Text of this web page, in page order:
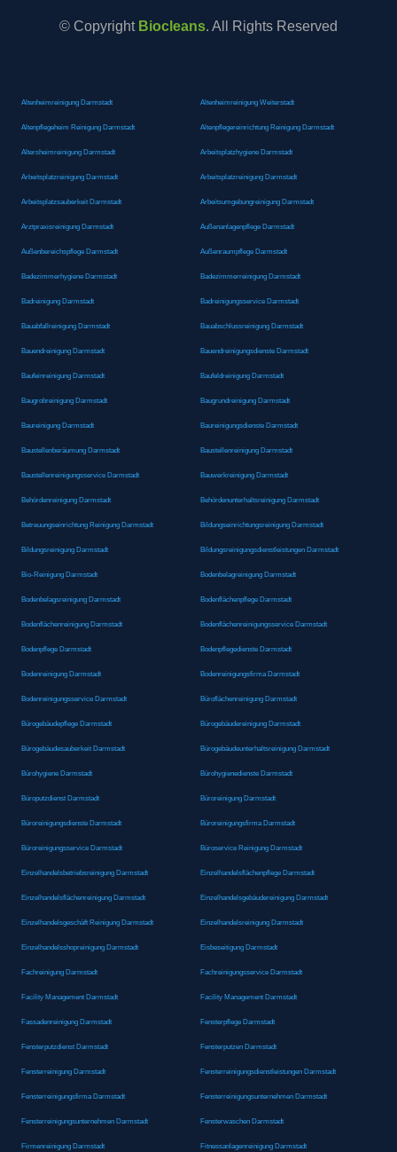
© Copyright Biocleans. All Rights Reserved
Altenheimreinigung Darmstadt Altenheimreinigung Weiterstadt
Altenpflegeheim Reinigung Darmstadt Altenpflegereinrichtung Reinigung Darmstadt
Altersheimreinigung Darmstadt Arbeitsplatzhygiene Darmstadt
Arbeitsplatzreinigung Darmstadt Arbeitsplatzreinigung Darmstadt
Arbeitsplatzsauberkeit Darmstadt Arbeitsumgebungreinigung Darmstadt
Arztpraxisreinigung Darmstadt Außenanlagenpflege Darmstadt
Außenbereichspflege Darmstadt Außenraumpflege Darmstadt
Badezimmerhygiene Darmstadt Badezimmerreinigung Darmstadt
Badreinigung Darmstadt Badreinigungsservice Darmstadt
Bauabfallreinigung Darmstadt Bauabschlussreinigung Darmstadt
Bauendreinigung Darmstadt Bauendreinigungsdienste Darmstadt
Baufeinreinigung Darmstadt Baufeldreinigung Darmstadt
Baugrobreinigung Darmstadt Baugrundreinigung Darmstadt
Baureinigung Darmstadt Baureinigungsdienste Darmstadt
Baustellenberäumung Darmstadt Baustellenreinigung Darmstadt
Baustellenreinigungsservice Darmstadt Bauwerkreinigung Darmstadt
Behördenreinigung Darmstadt Behördenunterhaltsreinigung Darmstadt
Betreuungseinrichtung Reinigung Darmstadt Bildungseinrichtungsreinigung Darmstadt
Bildungsreinigung Darmstadt Bildungsreinigungsdienstleistungen Darmstadt
Bio-Reinigung Darmstadt Bodenbelagreinigung Darmstadt
Bodenbelagsreinigung Darmstadt Bodenflächenpflege Darmstadt
Bodenflächenreinigung Darmstadt Bodenflächenreinigungsservice Darmstadt
Bodenpflege Darmstadt Bodenpflegedienste Darmstadt
Bodenreinigung Darmstadt Bodenreinigungsfirma Darmstadt
Bodenreinigungsservice Darmstadt Büroflächenreinigung Darmstadt
Bürogebäudepflege Darmstadt Bürogebäudereinigung Darmstadt
Bürogebäudesauberkeit Darmstadt Bürogebäudeunterhaltsreinigung Darmstadt
Bürohygiene Darmstadt Bürohygienedienste Darmstadt
Büroputzdienst Darmstadt Büroreinigung Darmstadt
Büroreinigungsdienste Darmstadt Büroreinigungsfirma Darmstadt
Büroreinigungsservice Darmstadt Büroservice Reinigung Darmstadt
Einzelhandelsbetriebsreinigung Darmstadt Einzelhandelsflächenpflege Darmstadt
Einzelhandelsflächenreinigung Darmstadt Einzelhandelsgebäudereinigung Darmstadt
Einzelhandelsgeschäft Reinigung Darmstadt Einzelhandelsreinigung Darmstadt
Einzelhandelsshopreinigung Darmstadt Eisbeseitigung Darmstadt
Fachreinigung Darmstadt Fachreinigungsservice Darmstadt
Facility Management Darmstadt Facility Management Darmstadt
Fassadenreinigung Darmstadt Fensterpflege Darmstadt
Fensterputzdienst Darmstadt Fensterputzen Darmstadt
Fensterreinigung Darmstadt Fensterreinigungsdienstleistungen Darmstadt
Fensterreinigungsfirma Darmstadt Fensterreinigungsunternehmen Darmstadt
Fensterreinigungsunternehmen Darmstadt Fensterwaschen Darmstadt
Firmenreinigung Darmstadt Fitnessanlagenreinigung Darmstadt